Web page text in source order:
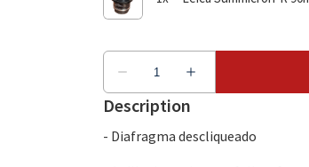
Description
- Diafragma descliqueado